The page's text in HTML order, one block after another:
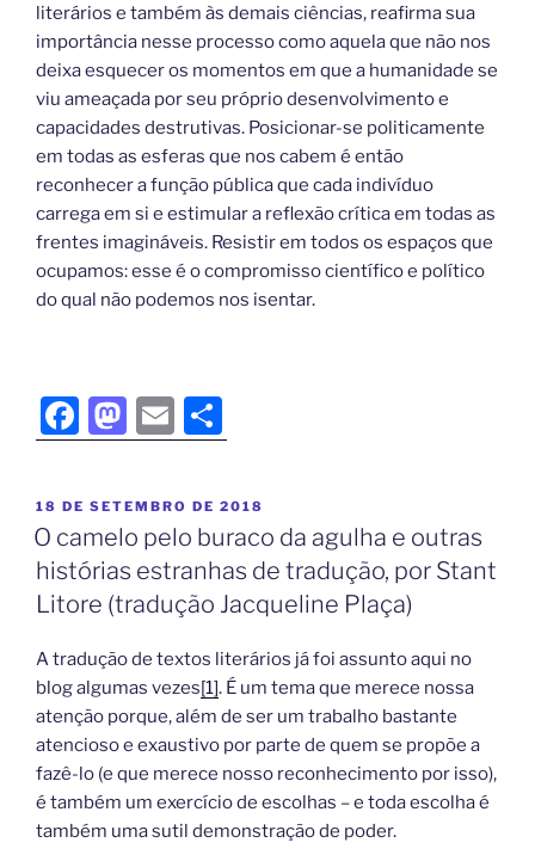
literários e também às demais ciências, reafirma sua
importância nesse processo como aquela que não nos
deixa esquecer os momentos em que a humanidade se
viu ameaçada por seu próprio desenvolvimento e
capacidades destrutivas. Posicionar-se politicamente
em todas as esferas que nos cabem é então
reconhecer a função pública que cada indivíduo
carrega em si e estimular a reflexão crítica em todas as
frentes imagináveis. Resistir em todos os espaços que
ocupamos: esse é o compromisso científico e político
do qual não podemos nos isentar.
F
a
c
e
b
o
o
k
M
a
st
o
d
o
n
E
m
ai
l
h
ar
e
18 DE SETEMBRO DE 2018
O camelo pelo buraco da agulha e outras
histórias estranhas de tradução, por Stant
Litore (tradução Jacqueline Plaça)
A tradução de textos literários já foi assunto aqui no
blog algumas vezes[1]. É um tema que merece nossa
atenção porque, além de ser um trabalho bastante
atencioso e exaustivo por parte de quem se propõe a
fazê-lo (e que merece nosso reconhecimento por isso),
é também um exercício de escolhas – e toda escolha é
também uma sutil demonstração de poder.